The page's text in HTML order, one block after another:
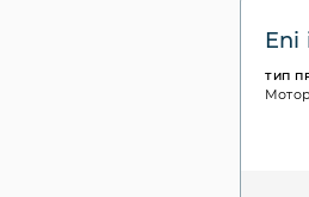
Eni
ТИП